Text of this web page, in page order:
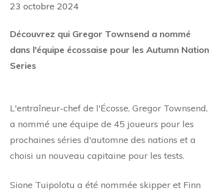
23 octobre 2024
Découvrez qui Gregor Townsend a nommé
dans l'équipe écossaise pour les Autumn Nation
Series
L'entraîneur-chef de l'Écosse, Gregor Townsend,
a nommé une équipe de 45 joueurs pour les
prochaines séries d'automne des nations et a
choisi un nouveau capitaine pour les tests.
Sione Tuipolotu a été nommée skipper et Finn